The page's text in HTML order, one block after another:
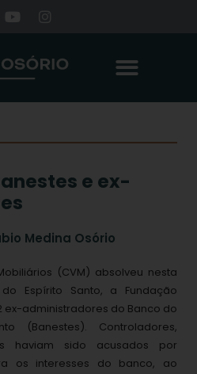
e ex-
Medina Osório
(CVM) absolveu nesta
Espírito Santo, a Fundação
ex-administradores do Banco do
(Banestes). Controladores,
haviam sido acusados por
os interesses do banco, ao